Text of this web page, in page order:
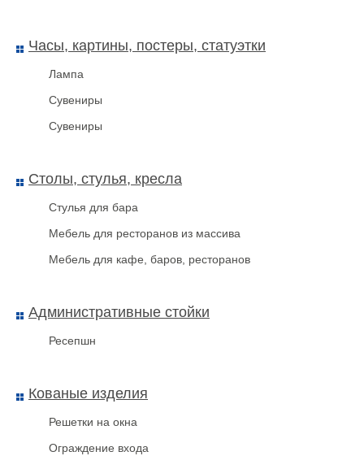
Часы, картины, постеры, статуэтки
Лампа
Сувениры
Сувениры
Столы, стулья, кресла
Стулья для бара
Мебель для ресторанов из массива
Мебель для кафе, баров, ресторанов
Административные стойки
Ресепшн
Кованые изделия
Решетки на окна
Ограждение входа